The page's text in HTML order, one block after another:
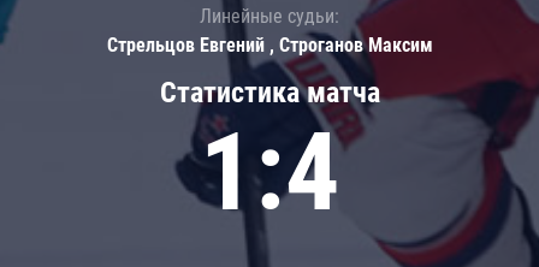
Статистика матча
1:4
Линейные судьи:
Стрельцов Евгений , Строганов Максим